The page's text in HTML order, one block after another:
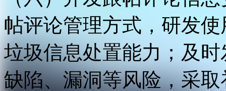
帖评论管理方式，研发
垃圾信息处置能力；及
缺陷、漏洞等风险，采